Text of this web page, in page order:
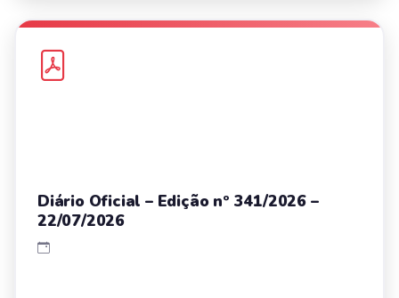
Diário Oficial – Edição nº 341/2026 –
22/07/2026